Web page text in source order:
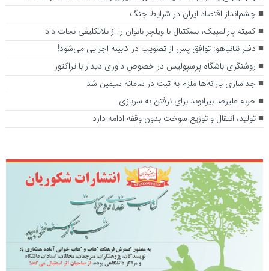
چشم‌انداز اقتصاد ایران در شرایط جنگ
کمیته پارالمپیک، بسکتبال با ویلچر بانوان را از بلاتکلیفی نجات داد
دفتر نتانیاهو: توافق پس از تصویب در کابینه اجرایی می‌شود!
روشنگری باشگاه پرسپولیس در خصوص داوری دیدار با تراکتور
جداسازی یارانه‌ها ملزم به ثبت در سامانه سیمین شد
حربه علیرضا بیرانوند برای نرفتن به سربازی
تولید، انتقال و توزیع سوخت بدون وقفه ادامه دارد